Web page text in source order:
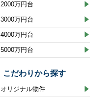
2000万円台
3000万円台
4000万円台
5000万円台
こだわりから探す
オリジナル物件